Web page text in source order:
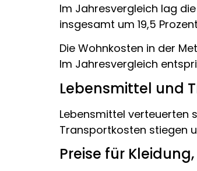
Im Jahresvergleich lag
insgesamt um 19,5
Die Wohnkosten in der
Im Jahresvergleich
Lebensmittel und
Lebensmittel verteuerten
Transportkosten stiegen
Preise für